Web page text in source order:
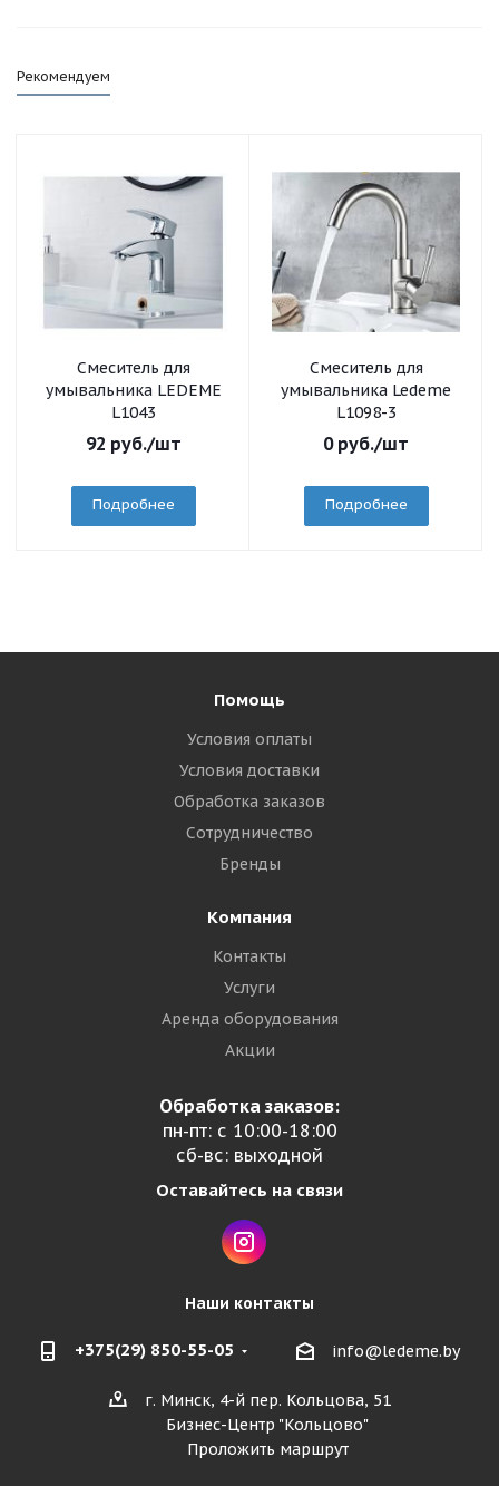
Рекомендуем
Смеситель для
умывальника LEDEME
L1043
92 руб./шт
Подробнее
Смеситель для
умывальника Ledeme
L1098-3
0руб./шт
Подробнее
Помощь
Условия оплаты
Условия доставки
Обработка заказов
Сотрудничество
Бренды
Компания
Контакты
Услуги
Аренда оборудования
Акции
Обработка заказов:
пн-пт: с 10:00-18:00
сб-вс: выходной
Оставайтесь на связи
Наши контакты
+375(29) 850-55-05 info@ledeme.by
г. Минск, 4-й пер. Кольцова, 51
Бизнес-Центр "Кольцово"
Проложить маршрут